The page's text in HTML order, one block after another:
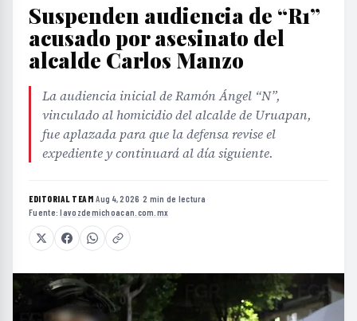
Suspenden audiencia de “R1”
acusado por asesinato del
alcalde Carlos Manzo
La audiencia inicial de Ramón Ángel “N”,
vinculado al homicidio del alcalde de Uruapan,
fue aplazada para que la defensa revise el
expediente y continuará al día siguiente.
EDITORIAL TEAM·Aug 4, 2026 ·2 min de lectura ·
Fuente:lavozdemichoacan.com.mx